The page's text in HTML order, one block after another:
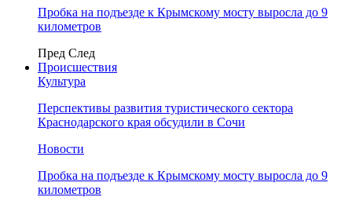
Пробка на подъезде к Крымскому мосту выросла до 9
километров
Пред След
Происшествия
Культура
Перспективы развития туристического сектора
Краснодарского края обсудили в Сочи
Новости
Пробка на подъезде к Крымскому мосту выросла до 9
километров